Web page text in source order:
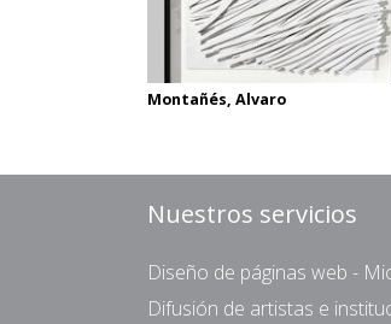
Montañés, Alvaro
Nuestros servicios
Diseño de páginas web -
Difusión de artistas e